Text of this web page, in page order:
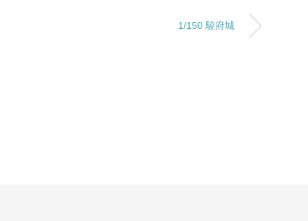
1/150 駿府城